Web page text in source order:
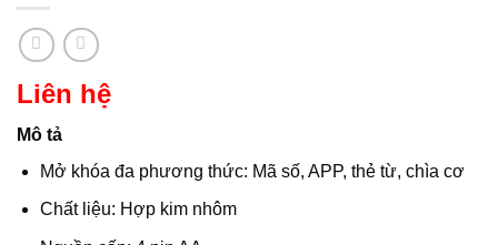
Liên hệ
Mô tả
Mở khóa đa phương thức: Mã số, APP, thẻ từ, chìa cơ
Chất liệu: Hợp kim nhôm